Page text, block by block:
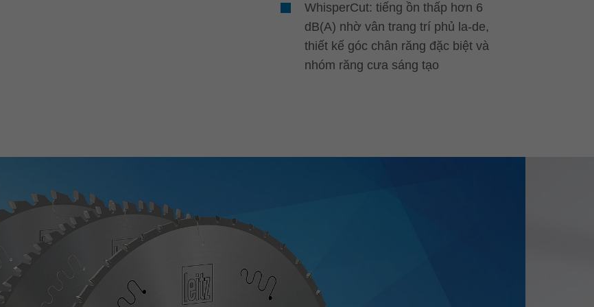
WhisperCut: tiếng ồn thấp hơn 6
dB(A) nhờ vân trang trí phủ la-de,
thiết kế góc chân răng đặc biệt và
nhóm răng cưa sáng tạo